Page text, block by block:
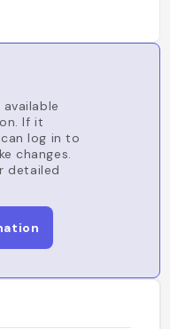
If it
log in to
changes.
detailed